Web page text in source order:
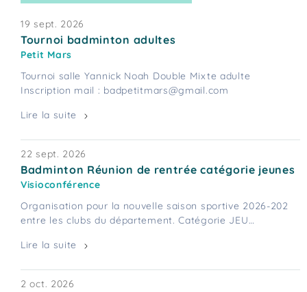
19 sept. 2026
Tournoi badminton adultes
Petit Mars
Tournoi salle Yannick Noah Double Mixte adulte
Inscription mail : badpetitmars@gmail.com
Lire la suite
22 sept. 2026
Badminton Réunion de rentrée catégorie jeunes
Visioconférence
Organisation pour la nouvelle saison sportive 2026-202
entre les clubs du département. Catégorie JEU…
Lire la suite
2 oct. 2026